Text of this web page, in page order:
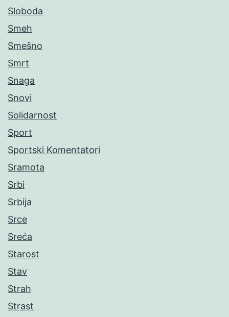
Sloboda
Smeh
Smešno
Smrt
Snaga
Snovi
Solidarnost
Sport
Sportski Komentatori
Sramota
Srbi
Srbija
Srce
Sreća
Starost
Stav
Strah
Strast